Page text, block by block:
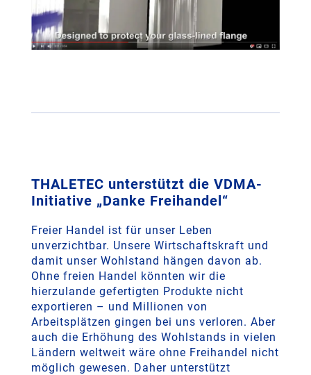
­­THALETEC unterstützt die VDMA-
Initiative „Danke Freihandel“
Freier Handel ist für unser Leben
unverzichtbar. Unsere Wirtschaftskraft und
damit unser Wohlstand hängen davon ab.
Ohne freien Handel könnten wir die
hierzulande gefertigten Produkte nicht
exportieren – und Millionen von
Arbeitsplätzen gingen bei uns verloren. Aber
auch die Erhöhung des Wohlstands in vielen
Ländern weltweit wäre ohne Freihandel nicht
möglich gewesen. Daher unterstützt